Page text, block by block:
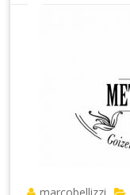
marcobellizzi